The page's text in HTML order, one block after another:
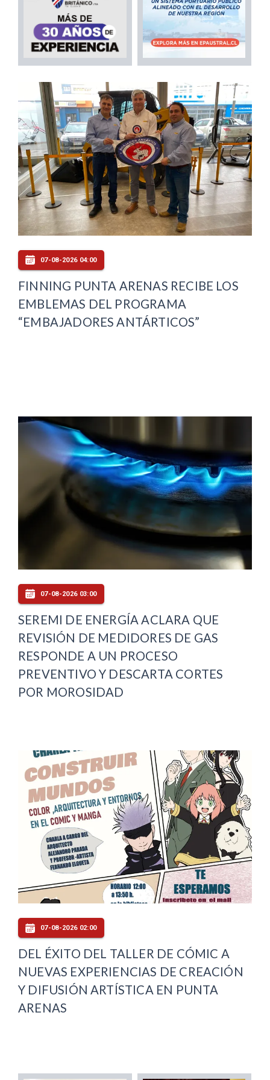
07-08-2026 04:00
FINNING PUNTA ARENAS RECIBE LOS
EMBLEMAS DEL PROGRAMA
“EMBAJADORES ANTÁRTICOS”
07-08-2026 03:00
SEREMI DE ENERGÍA ACLARA QUE
REVISIÓN DE MEDIDORES DE GAS
RESPONDE A UN PROCESO
PREVENTIVO Y DESCARTA CORTES
POR MOROSIDAD
07-08-2026 02:00
DEL ÉXITO DEL TALLER DE CÓMIC A
NUEVAS EXPERIENCIAS DE CREACIÓN
Y DIFUSIÓN ARTÍSTICA EN PUNTA
ARENAS